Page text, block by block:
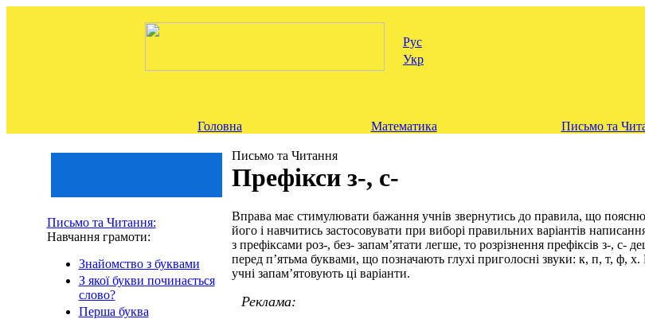
Рус
Укр
Головна Математика Письмо та
Письмо та Читання:
Навчання грамоти:
Знайомство з буквами
З якої букви починається
слово?
Перша буква
Письмо та Читання
Префікси з-, с-
Вправа має стимулювати бажання учнів звернутись до правила, що
його і навчитись застосовувати при виборі правильних варіантів
з префіксами роз-, без- запам’ятати легше, то розрізнення префіксів з-, с-
перед п’ятьма буквами, що позначають глухі приголосні звуки: к, п, т, ф,
учні запам’ятовують ці варіанти.
Реклама: